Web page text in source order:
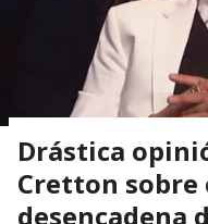
Drástica
Cretton sobre
desencadena